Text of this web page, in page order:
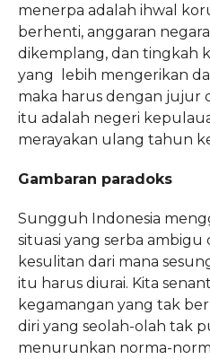
menerpa adalah ihwal
berhenti, anggaran
dikemplang, dan tingkah
yang lebih mengerikan
maka harus dengan jujur
itu adalah negeri
merayakan ulang tahun
Gambaran paradoks
Sungguh Indonesia
situasi yang serba ambigu
kesulitan dari mana
itu harus diurai. Kita
kegamangan yang tak
diri yang seolah-olah tak
menurunkan norma-